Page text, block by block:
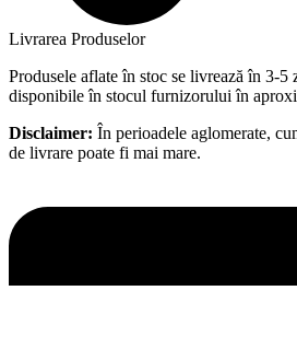
Livrarea Produselor
Produsele aflate în stoc se livrează în 3-5
disponibile în stocul furnizorului în
Disclaimer: În perioadele aglomerate,
de livrare poate fi mai mare.